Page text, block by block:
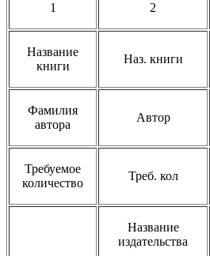
1 2
Название
книги
Наз. книги
Фамилия
автора
Автор
Требуемое
количество
Треб. кол
Название
издательства